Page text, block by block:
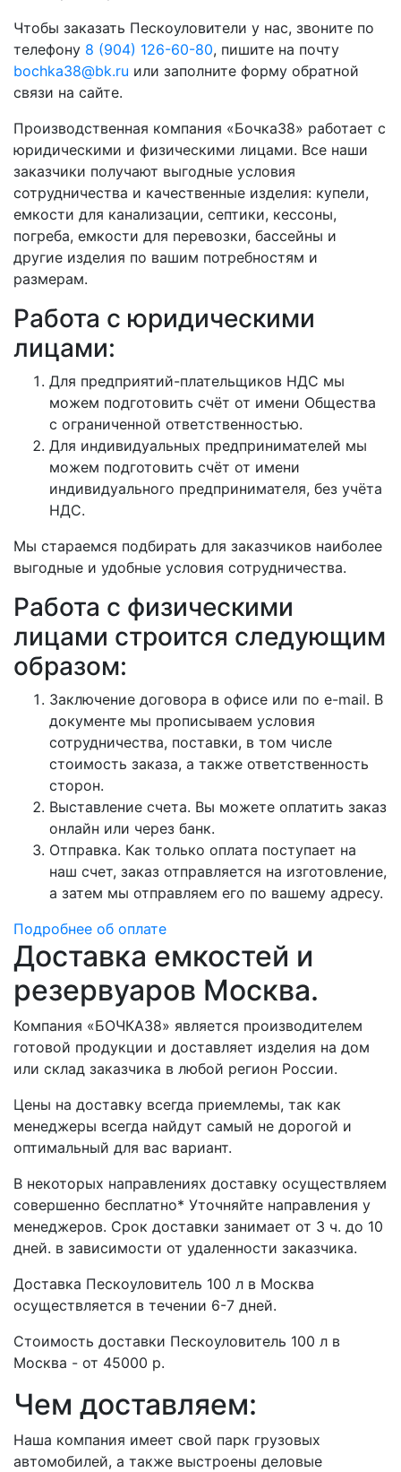
Чтобы заказать Пескоуловители у нас, звоните по
телефону 8 (904) 126-60-80, пишите на почту
bochka38@bk.ru или заполните форму обратной
связи на сайте.
Производственная компания «Бочка38» работает с
юридическими и физическими лицами. Все наши
заказчики получают выгодные условия
сотрудничества и качественные изделия: купели,
емкости для канализации, септики, кессоны,
погреба, емкости для перевозки, бассейны и
другие изделия по вашим потребностям и
размерам.
Работа с юридическими
лицами:
Для предприятий-плательщиков НДС мы
можем подготовить счёт от имени Общества
с ограниченной ответственностью.
Для индивидуальных предпринимателей мы
можем подготовить счёт от имени
индивидуального предпринимателя, без учёта
НДС.
Мы стараемся подбирать для заказчиков наиболее
выгодные и удобные условия сотрудничества.
Работа с физическими
лицами строится следующим
образом:
Заключение договора в офисе или по e-mail. В
документе мы прописываем условия
сотрудничества, поставки, в том числе
стоимость заказа, а также ответственность
сторон.
Выставление счета. Вы можете оплатить заказ
онлайн или через банк.
Отправка. Как только оплата поступает на
наш счет, заказ отправляется на изготовление,
а затем мы отправляем его по вашему адресу.
Подробнее об оплате
Доставка емкостей и
резервуаров Москва.
Компания «БОЧКА38» является производителем
готовой продукции и доставляет изделия на дом
или склад заказчика в любой регион России.
Цены на доставку всегда приемлемы, так как
менеджеры всегда найдут самый не дорогой и
оптимальный для вас вариант.
В некоторых направлениях доставку осуществляем
совершенно бесплатно* Уточняйте направления у
менеджеров. Срок доставки занимает от 3 ч. до 10
дней. в зависимости от удаленности заказчика.
Доставка Пескоуловитель 100 л в Москва
осуществляется в течении 6-7 дней.
Стоимость доставки Пескоуловитель 100 л в
Москва - от 45000 р.
Чем доставляем:
Наша компания имеет свой парк грузовых
автомобилей, а также выстроены деловые